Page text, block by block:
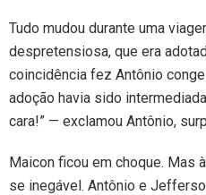
Tudo mudou durante uma
despretensiosa, que era
coincidência fez Antônio
adoção havia sido
cara!” — exclamou Antônio,
Maicon ficou em choque. Mas
se inegável. Antônio e